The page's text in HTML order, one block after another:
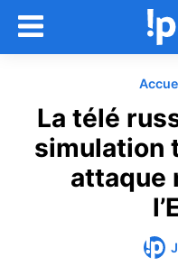
La télé
simulation
attaque